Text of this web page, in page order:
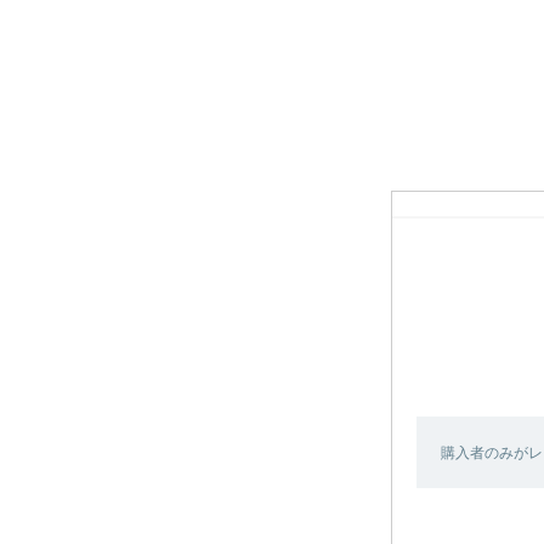
購入者のみが